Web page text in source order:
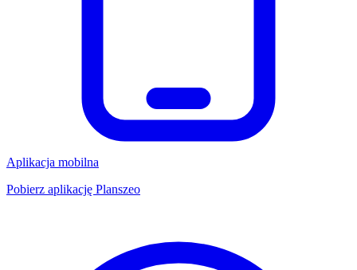
Aplikacja mobilna
Pobierz aplikację Planszeo